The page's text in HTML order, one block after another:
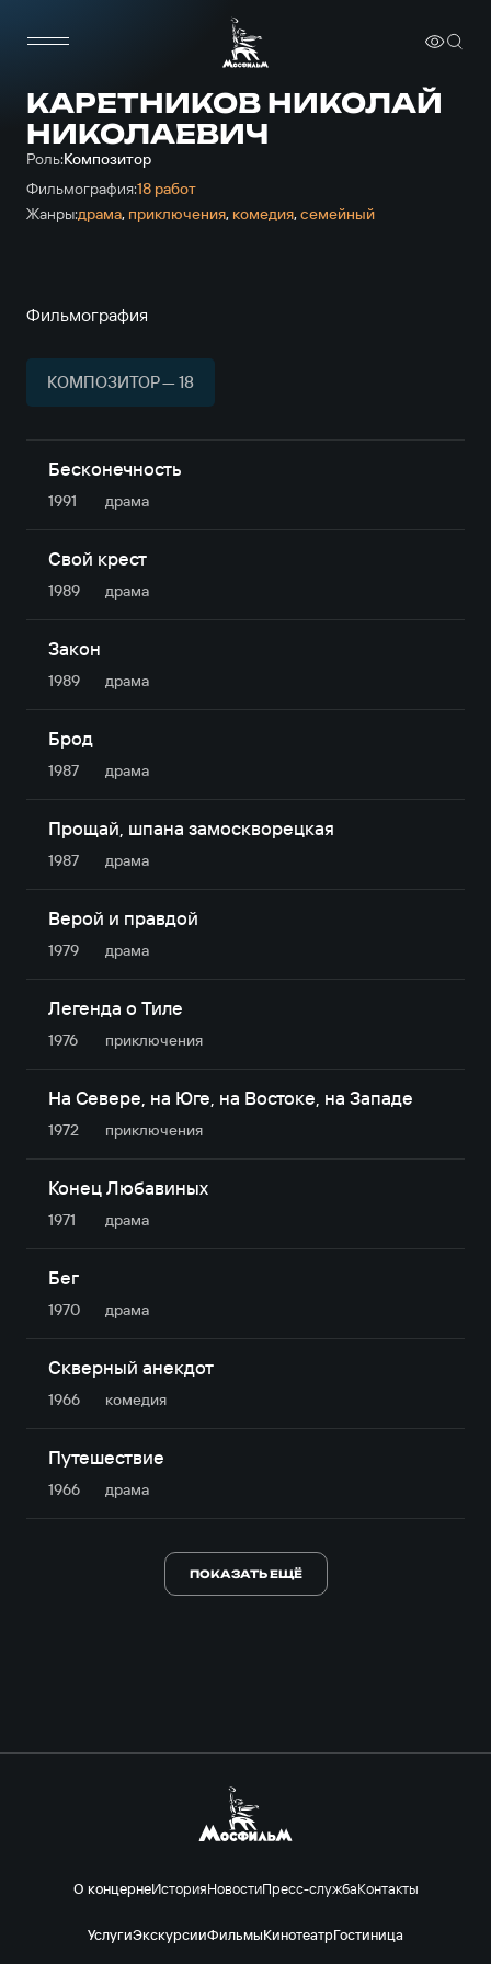
КАРЕТНИКОВ НИКОЛАЙ
НИКОЛАЕВИЧ
Роль:Композитор
Фильмография:18 работ
Жанры:драма, приключе­ния, комедия,семейный
Фильмография
КОМПОЗИТОР — 18
Бесконечность
1991 драма
Свой крест
1989 драма
Закон
1989 драма
Брод
1987 драма
Прощай, шпана замоскворецкая
1987 драма
Верой и правдой
1979 драма
Легенда о Тиле
1976 приключе­ния
На Севере, на Юге, на Востоке, на Западе
1972 приключе­ния
Конец Любавиных
1971 драма
Бег
1970 драма
Скверный анекдот
1966 комедия
Путешествие
1966 драма
ПОКАЗАТЬ ЕЩЁ
О концернеИсторияНовостиПресс-службаКонтакты
УслугиЭкскурсииФильмыКинотеатрГостиница